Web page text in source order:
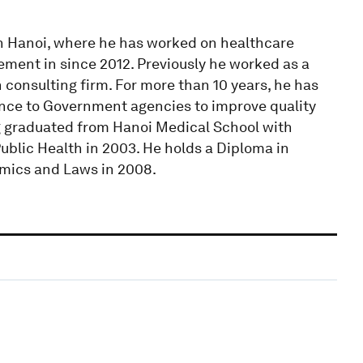
where he has worked on healthcare
in since 2012. Previously he worked as a
firm. For more than 10 years, he has
to Government agencies to improve quality
from Hanoi Medical School with
Health in 2003. He holds a Diploma in
and Laws in 2008.